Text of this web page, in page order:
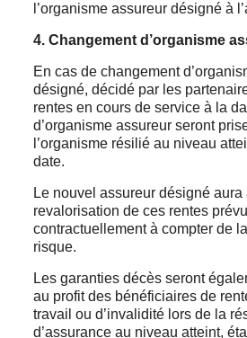
l’organisme assureur désigné à
4.Changement d’organisme
En cas de changement
désigné, décidé par les
rentes en cours de service à la
d’organisme assureur seront
l’organisme résilié au niveau
date.
Le nouvel assureur désigné aura
revalorisation de ces rentes
contractuellement à compter de
risque.
Les garanties décès seront
au profit des bénéficiaires de
travail ou d’invalidité lors de la
d’assurance au niveau atteint,